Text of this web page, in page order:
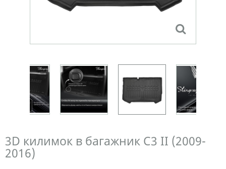
3D килимок в багажник C3 II (2009-
2016)